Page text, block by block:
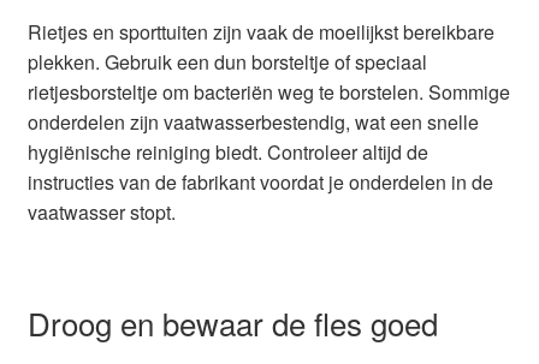
Rietjes en sporttuiten zijn vaak de moeilijkst bereikbare
plekken. Gebruik een dun borsteltje of speciaal
rietjesborsteltje om bacteriën weg te borstelen. Sommige
onderdelen zijn vaatwasserbestendig, wat een snelle
hygiënische reiniging biedt. Controleer altijd de
instructies van de fabrikant voordat je onderdelen in de
vaatwasser stopt.
Droog en bewaar de fles goed